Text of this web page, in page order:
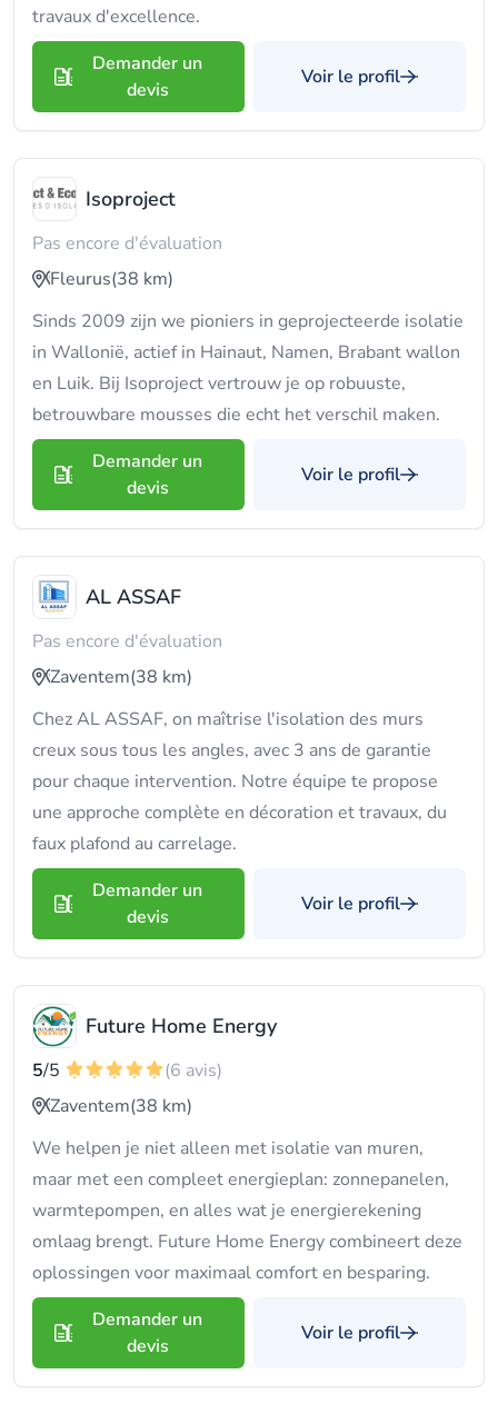
travaux d'excellence.
Demander un
devis
Voir le profil
Isoproject
Pas encore d'évaluation
Fleurus(38 km)
Sinds 2009 zijn we pioniers in geprojecteerde isolatie
in Wallonië, actief in Hainaut, Namen, Brabant wallon
en Luik. Bij Isoproject vertrouw je op robuuste,
betrouwbare mousses die echt het verschil maken.
Demander un
devis
Voir le profil
AL ASSAF
Pas encore d'évaluation
Zaventem(38 km)
Chez AL ASSAF, on maîtrise l'isolation des murs
creux sous tous les angles, avec 3 ans de garantie
pour chaque intervention. Notre équipe te propose
une approche complète en décoration et travaux, du
faux plafond au carrelage.
Demander un
devis
Voir le profil
Future Home Energy
5/5
(6 avis)
Zaventem(38 km)
We helpen je niet alleen met isolatie van muren,
maar met een compleet energieplan: zonnepanelen,
warmtepompen, en alles wat je energierekening
omlaag brengt. Future Home Energy combineert deze
oplossingen voor maximaal comfort en besparing.
Demander un
devis
Voir le profil